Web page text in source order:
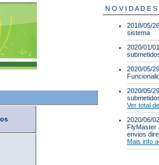
N O V I D A D E S
2018/05/
sistema
2020/01/
2020/05/
2020/05/
Ver total
2020/06/
FlyMaster
envios
Mais info